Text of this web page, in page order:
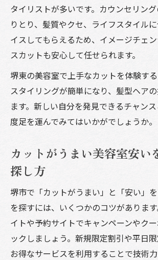
タイリストが多いです。カウンセリン
りとり、髪質やクセ、ライフスタイル
イスしてもらえるため、イメージチェ
スカットも安心して任せられます。
堺東の美容室で上手なカットを体験す
スタイリングが簡単になり、髪型ヘア
ます。新しい自分を発見できるチャン
度足を運んでみてはいかがでしょうか。
カットがうまい美容室安い
探し方
堺市で「カットがうまい」と「安い」
を探すには、いくつかのコツがありま
イトや予約サイトでキャンペーンやク
ックしましょう。新規限定割引や平日限
お得なサービスを利用することで技術